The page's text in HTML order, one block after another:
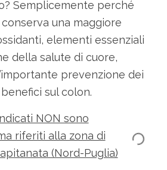
Semplicemente perché
una maggiore
elementi essenziali
della salute di cuore,
prevenzione dei
sul colon.
NON sono
riferiti alla zona di
(Nord-Puglia)